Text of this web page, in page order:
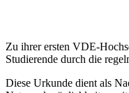
Zu ihrer ersten VDE-
Studierende durch die
Diese Urkunde dient als